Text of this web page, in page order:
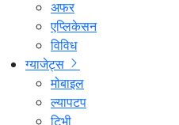
अफर
एप्लिकेसन
विविध
ग्याजेट्स
मोबाइल
ल्यापटप
टिभी